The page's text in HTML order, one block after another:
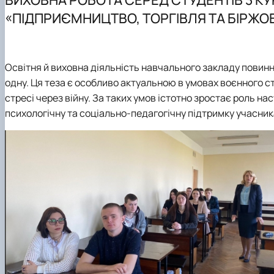
Відеоматеріали
Практична підготовка
Тематика магістерських робіт
PhD
Інше
«ПІДПРИЄМНИЦТВО, ТОРГІВЛЯ ТА
Освітня й виховна діяльність навчального закладу
одну. Ця теза є особливо актуальною в умовах воєнного
стресі через війну. За таких умов істотно зростає роль
психологічну та соціально-педагогічну підтримку